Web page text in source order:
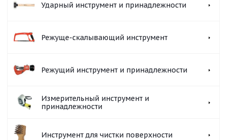
Ударный инструмент и принадлежности
Режуще-скалывающий инструмент
Режущий инструмент и принадлежности
Измерительный инструмент и
принадлежности
Инструмент для чистки поверхности